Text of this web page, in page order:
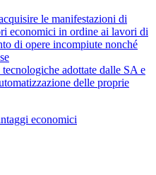
le manifestazioni di
economici in ordine ai lavori di
di opere incompiute nonché
adottate dalle SA e
delle proprie
economici